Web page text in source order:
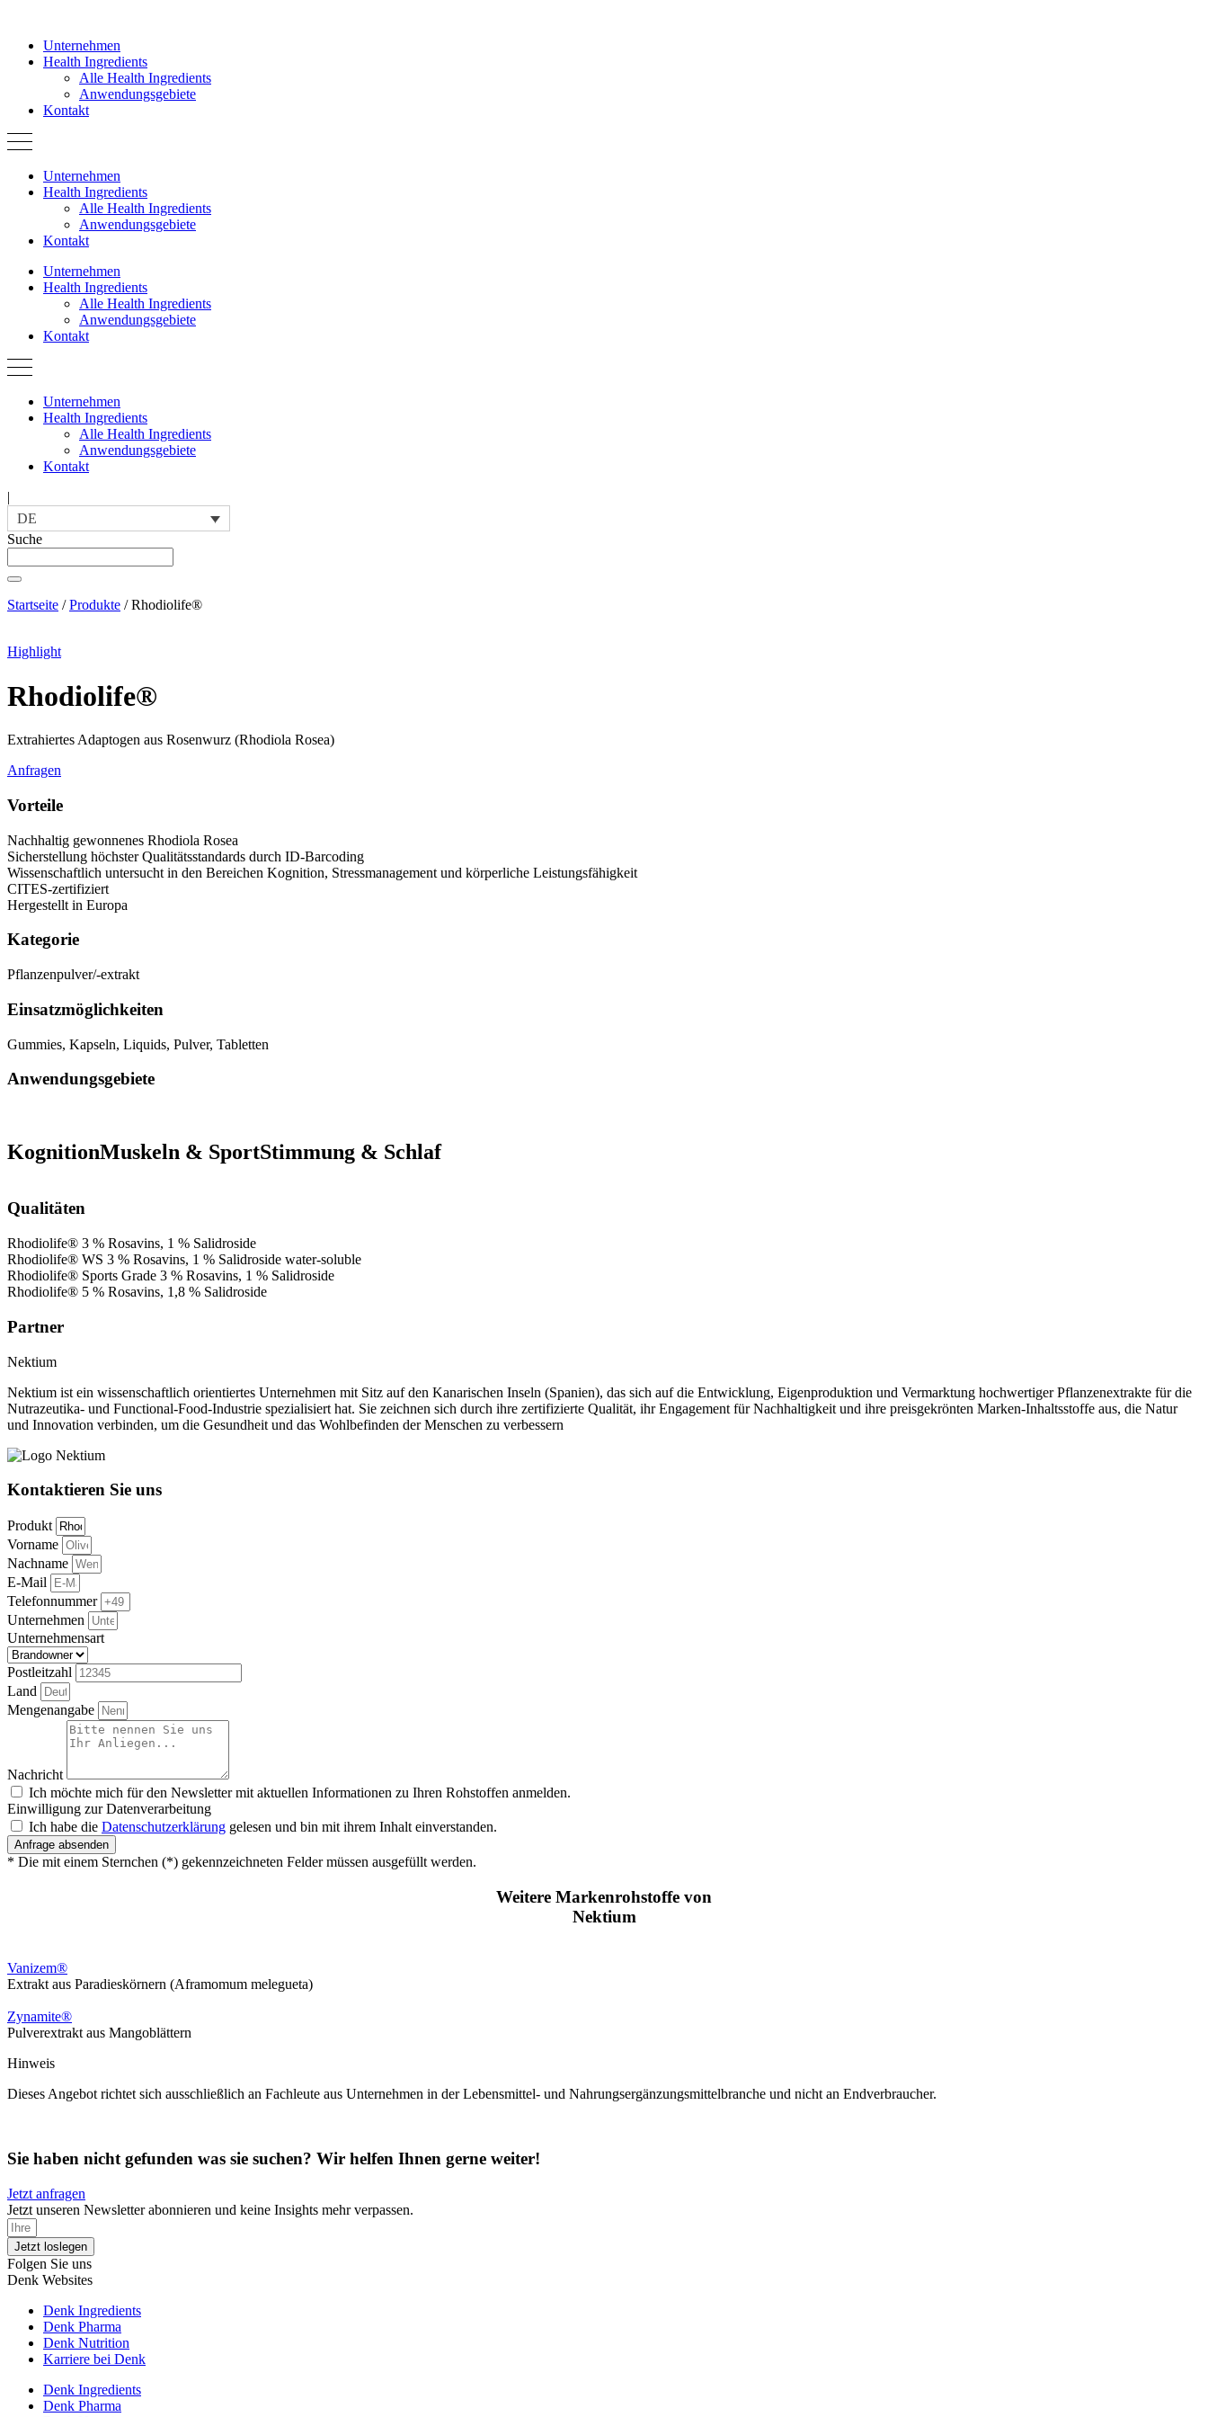
springenUnternehmen
Health Ingredients
Alle Health Ingredients
Anwendungsgebiete
Kontakt
Unternehmen
Health Ingredients
Alle Health Ingredients
Anwendungsgebiete
Kontakt
Unternehmen
Health Ingredients
Alle Health Ingredients
Anwendungsgebiete
Kontakt
Unternehmen
Health Ingredients
Alle Health Ingredients
Anwendungsgebiete
Kontakt
|
DE
Suche
Startseite /Produkte /Rhodiolife®
Highlight
Rhodiolife®
Extrahiertes Adaptogen aus Rosenwurz (Rhodiola Rosea)
Anfragen
Vorteile
Nachhaltig gewonnenes Rhodiola Rosea
Sicherstellung höchster Qualitätsstandards durch ID-Barcoding
Wissenschaftlich untersucht in den Bereichen Kognition, Stressmanagement und körperliche Leistungsfähigkeit
CITES-zertifiziert
Hergestellt in Europa
Kategorie
Pflanzenpulver/-extrakt
Einsatzmöglichkeiten
Gummies, Kapseln, Liquids, Pulver, Tabletten
Anwendungsgebiete
KognitionMuskeln & SportStimmung & Schlaf
Qualitäten
Rhodiolife® 3 % Rosavins, 1 % Salidroside
Rhodiolife® WS 3 % Rosavins, 1 % Salidroside water-soluble
Rhodiolife® Sports Grade 3 % Rosavins, 1 % Salidroside
Rhodiolife® 5 % Rosavins, 1,8 % Salidroside
Partner
Nektium
Nektium ist ein wissenschaftlich orientiertes Unternehmen mit Sitz auf den Kanarischen Inseln (Spanien), das sich auf die Entwicklung, Eigenproduktion und Vermarktung hochwertiger Pflanzenextrakte für die
Nutrazeutika- und Functional-Food-Industrie spezialisiert hat. Sie zeichnen sich durch ihre zertifizierte Qualität, ihr Engagement für Nachhaltigkeit und ihre preisgekrönten Marken-Inhaltsstoffe aus, die Natur
und Innovation verbinden, um die Gesundheit und das Wohlbefinden der Menschen zu verbessern
Kontaktieren Sie uns
Produkt
Vorname
Nachname
E-Mail
Telefonnummer
Unternehmen
Unternehmensart
Postleitzahl
Land
Mengenangabe
Nachricht
Ich möchte mich für den Newsletter mit aktuellen Informationen zu Ihren Rohstoffen anmelden.
Einwilligung zur Datenverarbeitung
Ich habe die Datenschutzerklärung gelesen und bin mit ihrem Inhalt einverstanden.
Anfrage absenden
* Die mit einem Sternchen (*) gekennzeichneten Felder müssen ausgefüllt werden.
Weitere Markenrohstoffe von
Nektium
Vanizem®
Extrakt aus Paradieskörnern (Aframomum melegueta)
Zynamite®
Pulverextrakt aus Mangoblättern
Hinweis
Dieses Angebot richtet sich ausschließlich an Fachleute aus Unternehmen in der Lebensmittel- und Nahrungsergänzungsmittelbranche und nicht an Endverbraucher.
Sie haben nicht gefunden was sie suchen? Wir helfen Ihnen gerne weiter!
Jetzt anfragen
Jetzt unseren Newsletter abonnieren und keine Insights mehr verpassen.
Jetzt loslegen
Folgen Sie uns
Denk Websites
Denk Ingredients
Denk Pharma
Denk Nutrition
Karriere bei Denk
Denk Ingredients
Denk Pharma